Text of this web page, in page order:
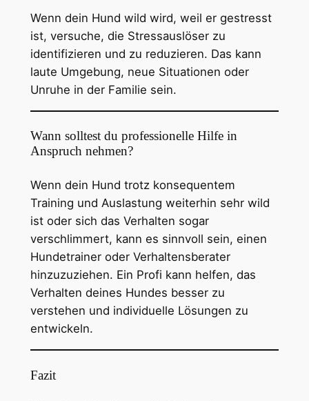
Wenn dein Hund wild wird, weil er gestresst
ist, versuche, die Stressauslöser zu
identifizieren und zu reduzieren. Das kann
laute Umgebung, neue Situationen oder
Unruhe in der Familie sein.
Wann solltest du professionelle Hilfe in
Anspruch nehmen?
Wenn dein Hund trotz konsequentem
Training und Auslastung weiterhin sehr wild
ist oder sich das Verhalten sogar
verschlimmert, kann es sinnvoll sein, einen
Hundetrainer oder Verhaltensberater
hinzuzuziehen. Ein Profi kann helfen, das
Verhalten deines Hundes besser zu
verstehen und individuelle Lösungen zu
entwickeln.
Fazit